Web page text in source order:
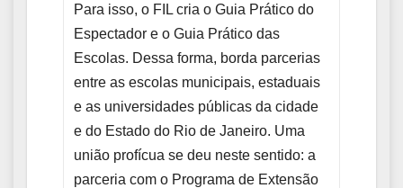
Para isso, o FIL cria o Guia Prático do
Espectador e o Guia Prático das
Escolas. Dessa forma, borda parcerias
entre as escolas municipais, estaduais
e as universidades públicas da cidade
e do Estado do Rio de Janeiro. Uma
união profícua se deu neste sentido: a
parceria com o Programa de Extensão